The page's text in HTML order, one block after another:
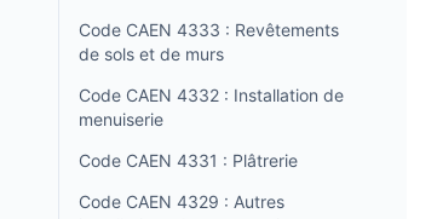
Code CAEN 4333 : Revêtements
de sols et de murs
Code CAEN 4332 : Installation de
menuiserie
Code CAEN 4331 : Plâtrerie
Code CAEN 4329 : Autres